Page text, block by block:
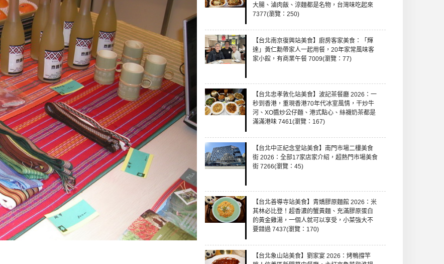
大腸、滷肉飯、涼麵都是名物，台灣味吃起來
7377(瀏覽：250)
【台北南京復興站美食】廚房客家美食：「輝
達」黃仁勳帶家人一起用餐，20年家常風味客
家小館，有商業午餐 7009(瀏覽：77)
【台北忠孝敦化站美食】波記茶餐廳 2026：一
秒到香港，重現香港70年代冰室風情，干炒牛
河、XO醬炒公仔麵、港式點心、絲襪奶茶都是
滿滿港味 7461(瀏覽：167)
【台北中正紀念堂站美食】南門市場二樓美食
街 2026：全部17家店家介紹，超熱門市場美食
街 7266(瀏覽：45)
【台北善導寺站美食】青嬌膠原麵館 2026：米
其林必比登！超香濃的蟹黃麵、充滿膠原蛋白
的黃金雞湯，一個人就可以享受，小菜強大不
要錯過 7437(瀏覽：170)
【台北象山站美食】劉家宴 2026：烤鴨撐竿